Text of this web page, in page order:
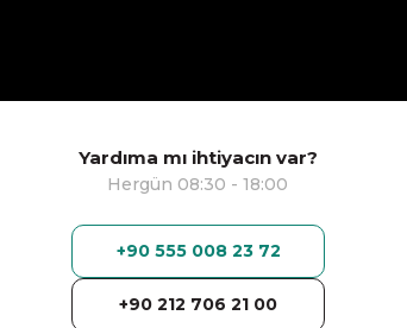
Yardıma mı ihtiyacın var?
Hergün 08:30 - 18:00
+90 555 008 23 72
+90 212 706 21 00